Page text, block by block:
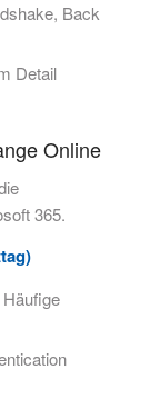
Back
Detail
Online
365.
Häufige